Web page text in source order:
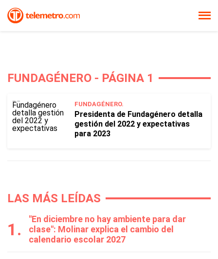
FUNDAGÉNERO - PÁGINA 1
FUNDAGÉNERO.
Presidenta de Fundagénero detalla
gestión del 2022 y expectativas
para 2023
LAS MÁS LEÍDAS
"En diciembre no hay ambiente para dar
clase": Molinar explica el cambio del
calendario escolar 2027